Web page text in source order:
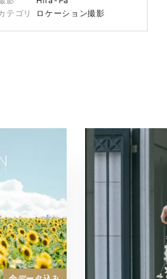
テゴリ
ロケーション撮影